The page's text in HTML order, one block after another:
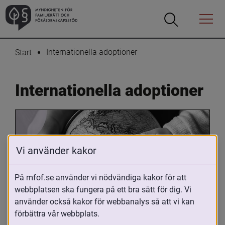
Öppna
Öppna
Menyn
Start Internationella adoptioner
Internationella adoptioner
Oavsett om du är adopterad,
adoptivförälder eller arbetar med
Vi använder kakor
På mfof.se använder vi nödvändiga kakor för att
webbplatsen ska fungera på ett bra sätt för dig. Vi
använder också kakor för webbanalys så att vi kan
förbättra vår webbplats.